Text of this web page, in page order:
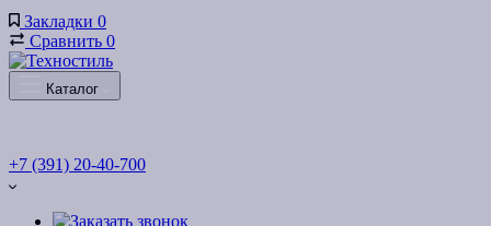
Закладки 0
Сравнить 0
Каталог
+7 (391) 20-40-700